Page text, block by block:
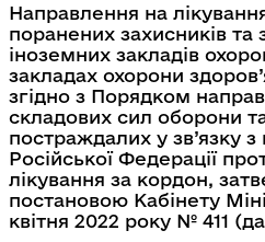
Направлення на
поранених захисників та
іноземних закладів
закладах охорони
згідно з Порядком
складових сил оборони
постраждалих у зв’язку
Російської Федерації
лікування за кордон,
постановою Кабінету
квітня 2022 року № 411